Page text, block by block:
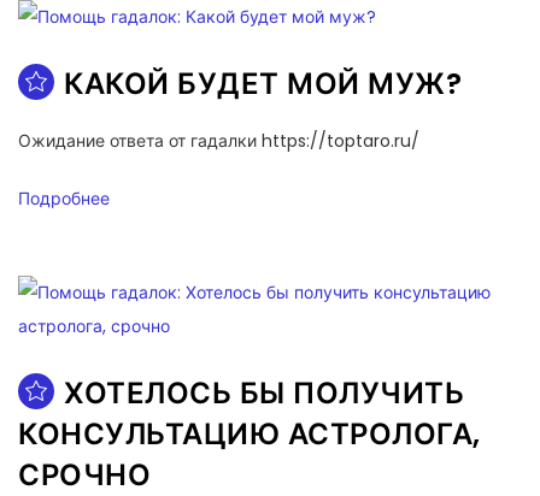
КАКОЙ БУДЕТ МОЙ МУЖ?
Ожидание ответа от гадалки https://toptaro.ru/
Подробнее
ХОТЕЛОСЬ БЫ ПОЛУЧИТЬ
КОНСУЛЬТАЦИЮ АСТРОЛОГА,
СРОЧНО